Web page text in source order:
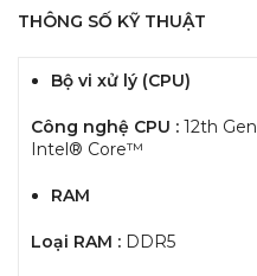
THÔNG SỐ KỸ THUẬT
Bộ vi xử lý (CPU)
Công nghệ CPU : 12th Gen
Intel® Core™
RAM
Loại RAM : DDR5